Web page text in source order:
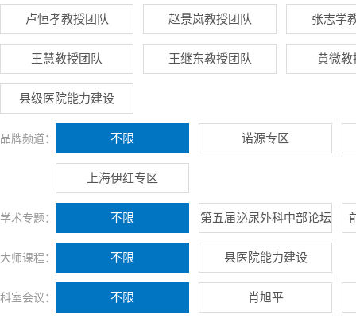
卢恒孝教授团队 赵景岚教授团队 张志学
王慧教授团队 王继东教授团队 黄微教
县级医院能力建设
品牌频道： 不限 诺源专区
上海伊红专区
学术专题： 不限 第五届泌尿外科中部论坛
大师课程： 不限 县医院能力建设
科室会议： 不限 肖旭平